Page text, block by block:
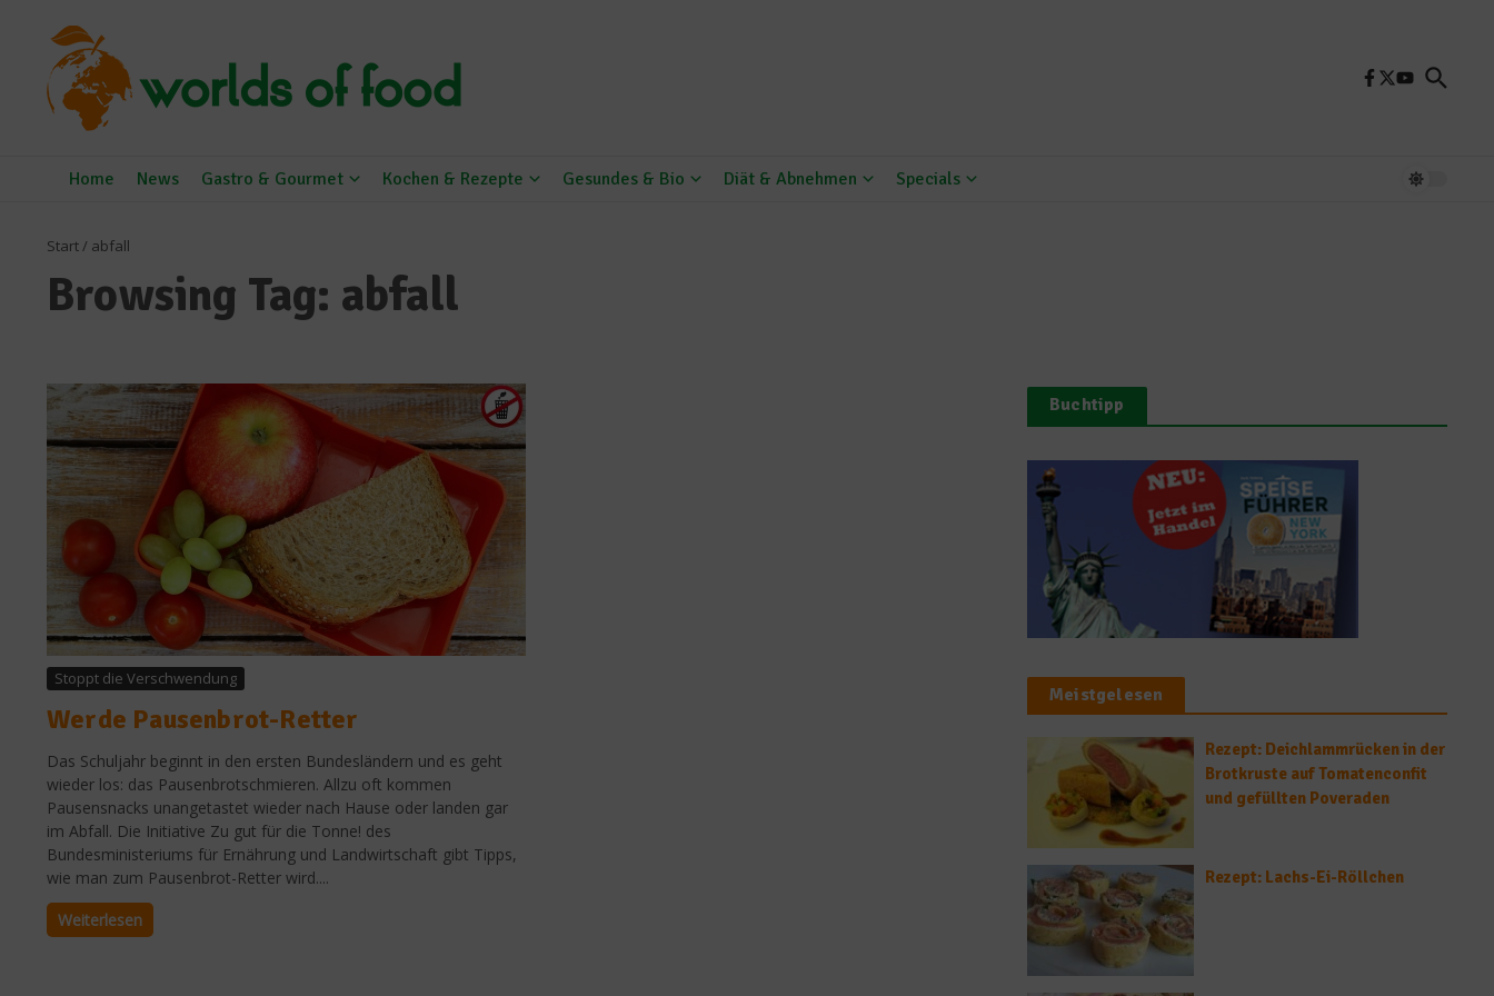
Home News Gastro & Gourmet Kochen & Rezepte Gesundes & Bio Diät & Abnehmen Specials
Start/ abfall
Browsing Tag: abfall
Stoppt die Verschwendung
Werde Pausenbrot-Retter
Das Schuljahr beginnt in den ersten Bundesländern und es geht
wieder los: das Pausenbrotschmieren. Allzu oft kommen
Pausensnacks unangetastet wieder nach Hause oder landen gar
im Abfall. Die Initiative Zu gut für die Tonne! des
Bundesministeriums für Ernährung und Landwirtschaft gibt Tipps,
wie man zum Pausenbrot-Retter wird....
Weiterlesen
Buchtipp
Meistgelesen
Rezept: Deichlammrücken in der
Brotkruste auf Tomatenconfit
und gefüllten Poveraden
Rezept: Lachs-Ei-Röllchen